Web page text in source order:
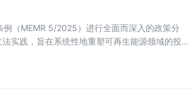
（MEMR 5/2025）进行全面而深入的政策分
实践，旨在系统性地重塑可再生能源领域的投